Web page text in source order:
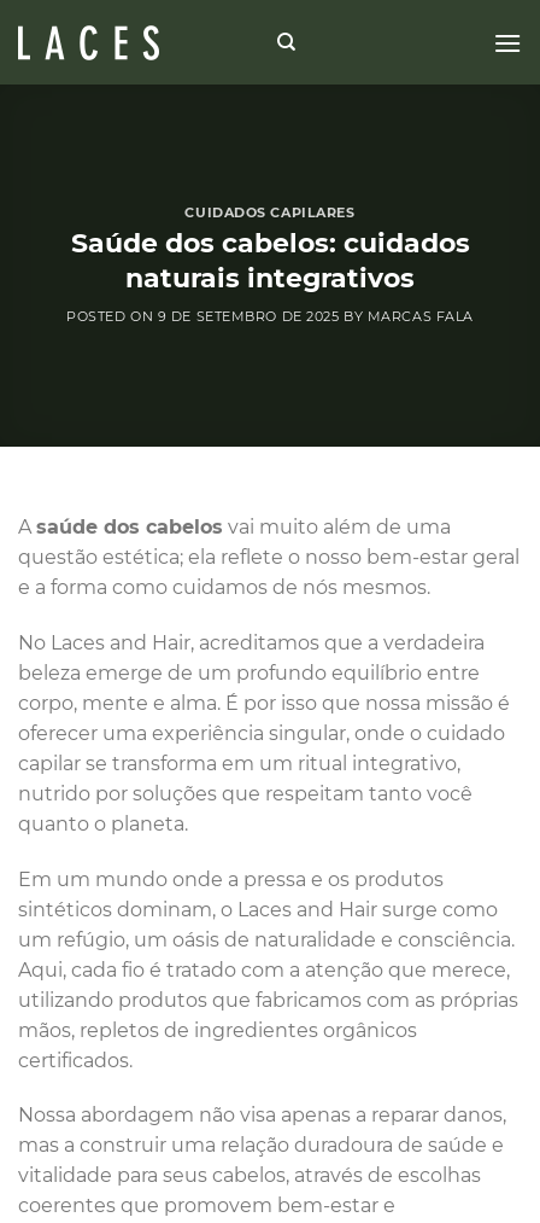
CUIDADOS CAPILARES
Saúde dos cabelos: cuidados
naturais integrativos
POSTED ON 9 DE SETEMBRO DE 2025 BY MARCAS FALA
Asaúde dos cabelos vai muito além de uma
questão estética; ela reflete o nosso bem-estar geral
e a forma como cuidamos de nós mesmos.
No Laces and Hair, acreditamos que a verdadeira
beleza emerge de um profundo equilíbrio entre
corpo, mente e alma. É por isso que nossa missão é
oferecer uma experiência singular, onde o cuidado
capilar se transforma em um ritual integrativo,
nutrido por soluções que respeitam tanto você
quanto o planeta.
Em um mundo onde a pressa e os produtos
sintéticos dominam, o Laces and Hair surge como
um refúgio, um oásis de naturalidade e consciência.
Aqui, cada fio é tratado com a atenção que merece,
utilizando produtos que fabricamos com as próprias
mãos, repletos de ingredientes orgânicos
certificados.
Nossa abordagem não visa apenas a reparar danos,
mas a construir uma relação duradoura de saúde e
vitalidade para seus cabelos, através de escolhas
coerentes que promovem bem-estar e